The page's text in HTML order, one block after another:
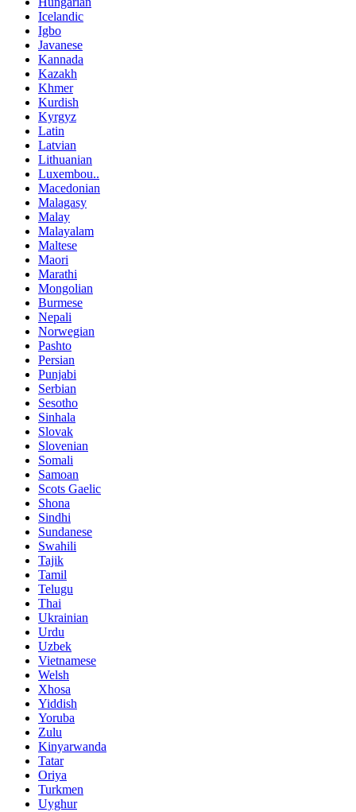
Icelandic
Igbo
Javanese
Kannada
Kazakh
Khmer
Kurdish
Kyrgyz
Latin
Latvian
Lithuanian
Luxembou..
Macedonian
Malagasy
Malay
Malayalam
Maltese
Maori
Marathi
Mongolian
Burmese
Nepali
Norwegian
Pashto
Persian
Punjabi
Serbian
Sesotho
Sinhala
Slovak
Slovenian
Somali
Samoan
Scots Gaelic
Shona
Sindhi
Sundanese
Swahili
Tajik
Tamil
Telugu
Thai
Ukrainian
Urdu
Uzbek
Vietnamese
Welsh
Xhosa
Yiddish
Yoruba
Zulu
Kinyarwanda
Tatar
Oriya
Turkmen
Uyghur